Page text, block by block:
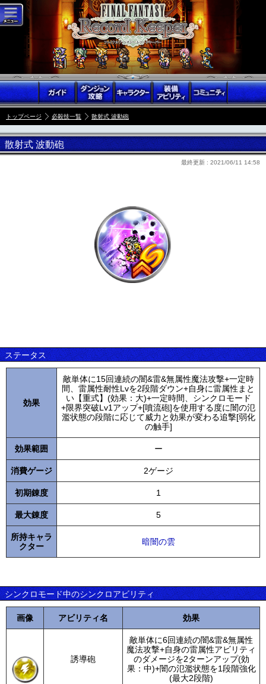
トップページ 必殺技一覧 散射式 波動砲
散射式 波動砲
最終更新 : 2021/06/11 14:58
ステータス
効果
敵単体に15回連続の闇&雷&無属性魔法攻撃+一定時
間、雷属性耐性Lvを2段階ダウン+自身に雷属性まと
い【重式】(効果：大)+一定時間、シンクロモード
+限界突破Lv1アップ+[噴流砲]を使用する度に闇の氾
濫状態の段階に応じて威力と効果が変わる追撃[弱化
の触手]
効果範囲 ー
消費ゲージ 2ゲージ
初期錬度 1
最大錬度 5
所持キャラ
クター
暗闇の雲
シンクロモード中のシンクロアビリティ
画像 アビリティ名 効果
誘導砲
敵単体に6回連続の闇&雷&無属性
魔法攻撃+自身の雷属性アビリティ
のダメージを2ターンアップ(効
果：中)+闇の氾濫状態を1段階強化
(最大2段階)